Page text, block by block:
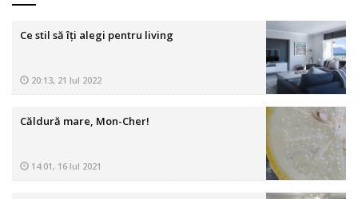
Ce stil să îți alegi pentru living
20:13, 21 Iul 2022
Căldură mare, Mon-Cher!
14:01, 16 Iul 2021